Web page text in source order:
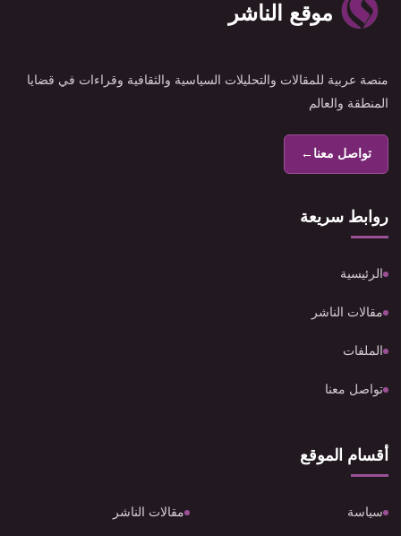
موقع الناشر
منصة عربية للمقالات والتحليلات السياسية والثقافية وقراءات في قضايا
المنطقة والعالم
تواصل معنا←
روابط سريعة
الرئيسية
مقالات الناشر
الملفات
تواصل معنا
أقسام الموقع
سياسة مقالات الناشر